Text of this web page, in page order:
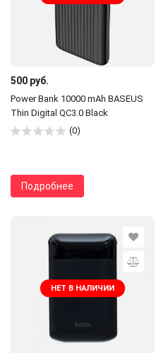
500 руб.
Power Bank 10000 mAh BASEUS
Thin Digital QC3.0 Black
(0)
Подробнее
НЕТ В НАЛИЧИИ